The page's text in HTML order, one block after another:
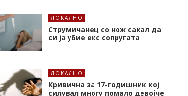
ЛОКАЛНО
Струмичанец со нож сакал да
си ја убие екс сопругата
ЛОКАЛНО
Кривична за 17-годишник кој
силувал многу помало девојче